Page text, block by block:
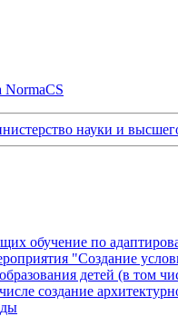
NormaCS
науки и
обучение по
"Создание
детей (в том
создание